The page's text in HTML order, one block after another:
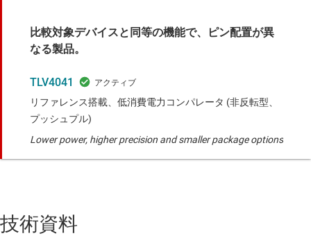
比較対象デバイスと同等の機能で、ピン配置が異
なる製品。
TLV4041
リファレンス搭載、低消費電力コンパレータ (非反転型、
プッシュプル)
Lower power, higher precision and smaller package options
技術資料